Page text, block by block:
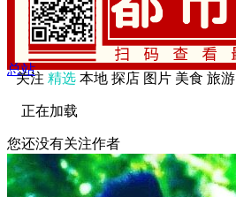
总站
关注 精选 本地 探店 图片 美食 旅游
正在加载
您还没有关注作者